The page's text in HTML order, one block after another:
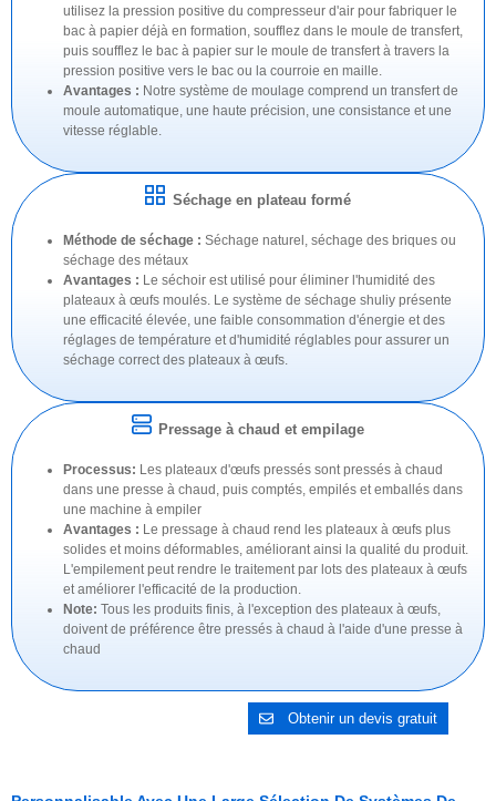
utilisez la pression positive du compresseur d'air pour fabriquer le
bac à papier déjà en formation, soufflez dans le moule de transfert,
puis soufflez le bac à papier sur le moule de transfert à travers la
pression positive vers le bac ou la courroie en maille.
Avantages : Notre système de moulage comprend un transfert de
moule automatique, une haute précision, une consistance et une
vitesse réglable.
Séchage en plateau formé
Méthode de séchage : Séchage naturel, séchage des briques ou
séchage des métaux
Avantages : Le séchoir est utilisé pour éliminer l'humidité des
plateaux à œufs moulés. Le système de séchage shuliy présente
une efficacité élevée, une faible consommation d'énergie et des
réglages de température et d'humidité réglables pour assurer un
séchage correct des plateaux à œufs.
Pressage à chaud et empilage
Processus: Les plateaux d'œufs pressés sont pressés à chaud
dans une presse à chaud, puis comptés, empilés et emballés dans
une machine à empiler
Avantages : Le pressage à chaud rend les plateaux à œufs plus
solides et moins déformables, améliorant ainsi la qualité du produit.
L'empilement peut rendre le traitement par lots des plateaux à œufs
et améliorer l'efficacité de la production.
Note: Tous les produits finis, à l'exception des plateaux à œufs,
doivent de préférence être pressés à chaud à l'aide d'une presse à
chaud
Obtenir un devis gratuit